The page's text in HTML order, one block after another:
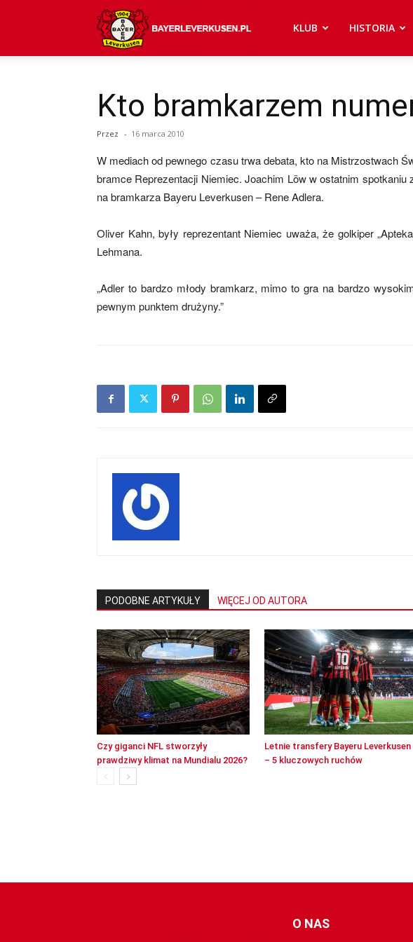
–
KLUB HISTORIA
Kto bramkarzem
Przez - 16 marca 2010
W mediach od pewnego czasu trwa debata, kto na Mistrzostwach
bramce Reprezentacji Niemiec. Joachim Löw w ostatnim spotkaniu
na bramkarza Bayeru Leverkusen – Rene Adlera.
Oliver Kahn, były reprezentant Niemiec uważa, że golkiper
Lehmana.
„Adler to bardzo młody bramkarz, mimo to gra na bardzo
pewnym punktem drużyny.”
PODOBNE ARTYKUŁY WIĘCEJ OD AUTORA
Czy giganci NFL stworzyły
prawdziwy klimat na Mundialu 2026?
Letnie transfery Bayeru Leverkusen
– 5 kluczowych ruchów
O NAS